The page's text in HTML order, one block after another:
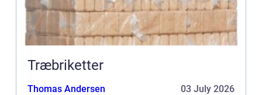
Træbriketter
Thomas Andersen 03 July 2026